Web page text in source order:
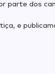
parte dos
e